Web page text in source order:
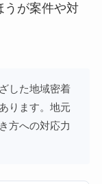
うが案件や対
した地域密着
ります。地元
方への対応力